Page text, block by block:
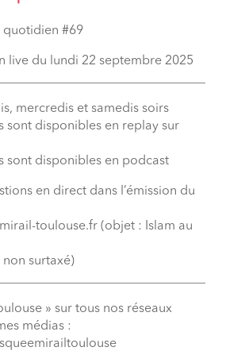
quotidien #69
live du lundi 22 septembre 2025
mercredis et samedis soirs
sont disponibles en replay sur
sont disponibles en podcast
en direct dans l’émission du
toulouse.fr (objet : Islam au
surtaxé)
» sur tous nos réseaux
médias :